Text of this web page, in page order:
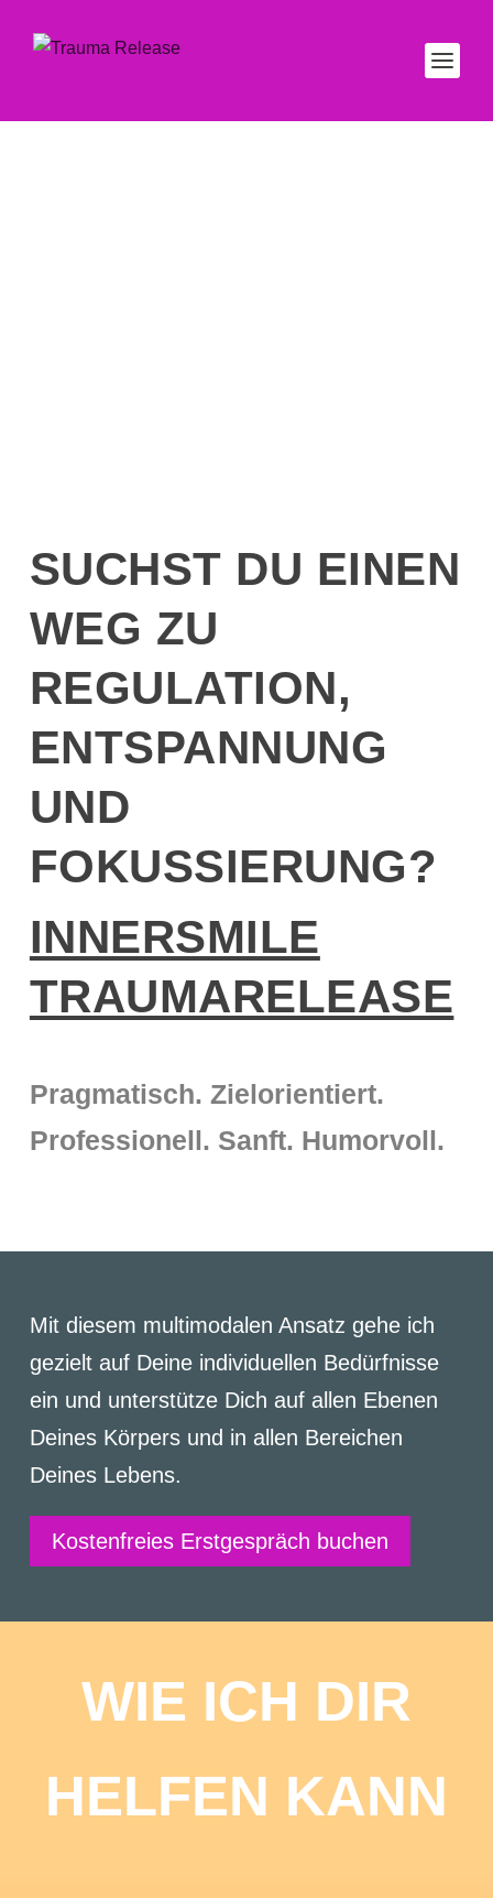
SUCHST DU EINEN
WEG ZU
REGULATION,
ENTSPANNUNG
UND
FOKUSSIERUNG?
INNERSMILE
TRAUMARELEASE
Pragmatisch. Zielorientiert.
Professionell. Sanft. Humorvoll.
Mit diesem multimodalen Ansatz gehe ich
gezielt auf Deine individuellen Bedürfnisse
ein und unterstütze Dich auf allen Ebenen
Deines Körpers und in allen Bereichen
Deines Lebens.
Kostenfreies Erstgespräch buchen
WIE ICH DIR
HELFEN KANN